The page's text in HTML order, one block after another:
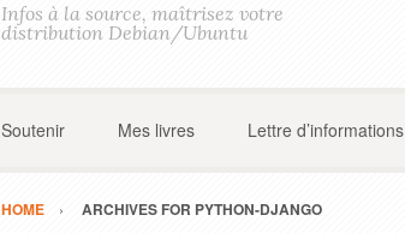
Infos à la source, maîtrisez votre
distribution Debian/Ubuntu
Soutenir Mes livres Lettre d’informations
HOME ARCHIVES FOR PYTHON-DJANGO